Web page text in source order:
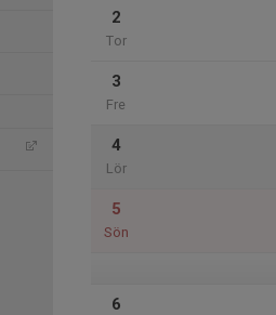
2
Tor
3
Fre
4
Lör
5
Sön
6